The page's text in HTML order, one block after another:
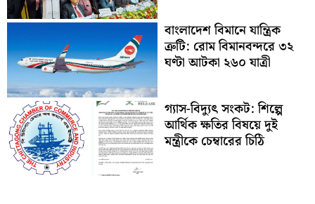
বাংলাদেশ বিমানে যান্ত্রিক
ত্রুটি: রোম বিমানবন্দরে ৩২
ঘণ্টা আটকা ২৬০ যাত্রী
গ্যাস-বিদ্যুৎ সংকট: শিল্পে
আর্থিক ক্ষতির বিষয়ে দুই
মন্ত্রীকে চেম্বারের চিঠি